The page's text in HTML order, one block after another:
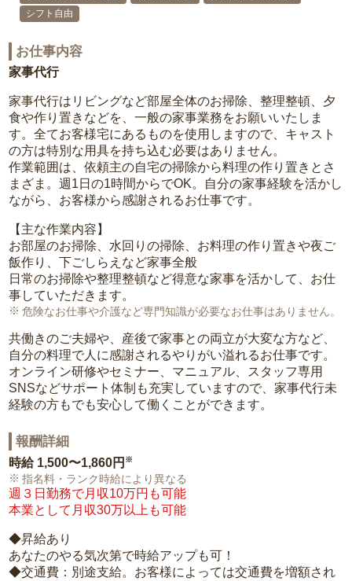
シフト自由
お仕事内容
家事代行
家事代行はリビングなど部屋全体のお掃除、整理整頓、夕
食や作り置きなどを、一般の家事業務をお願いいたしま
す。全てお客様宅にあるものを使用しますので、キャスト
の方は特別な用具を持ち込む必要はありません。
作業範囲は、依頼主の自宅の掃除から料理の作り置きとさ
まざま。週1日の1時間からでOK。自分の家事経験を活かし
ながら、お客様から感謝されるお仕事です。
【主な作業内容】
お部屋のお掃除、水回りの掃除、お料理の作り置きや夜ご
飯作り、下ごしらえなど家事全般
日常のお掃除や整理整頓など得意な家事を活かして、お仕
事していただきます。
危険なお仕事や介護など専門知識が必要なお仕事はありません。
共働きのご夫婦や、産後で家事との両立が大変な方など、
自分の料理で人に感謝されるやりがい溢れるお仕事です。
オンライン研修やセミナー、マニュアル、スタッフ専用
SNSなどサポート体制も充実していますので、家事代行未
経験の方もでも安心して働くことができます。
報酬詳細
時給 1,500〜1,860円 ※
指名料・ランク時給により異なる
週３日勤務で月収10万円も可能
本業として月収30万以上も可能
◆昇給あり
あなたのやる気次第で時給アップも可！
◆交通費：別途支給。お客様によっては交通費を増額され